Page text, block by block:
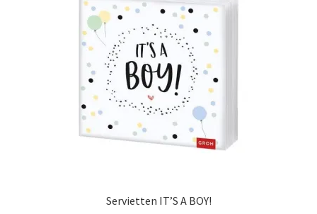
KÖNIGSHOF-Lädeli
KontaktformularServietten IT’S A BOY!